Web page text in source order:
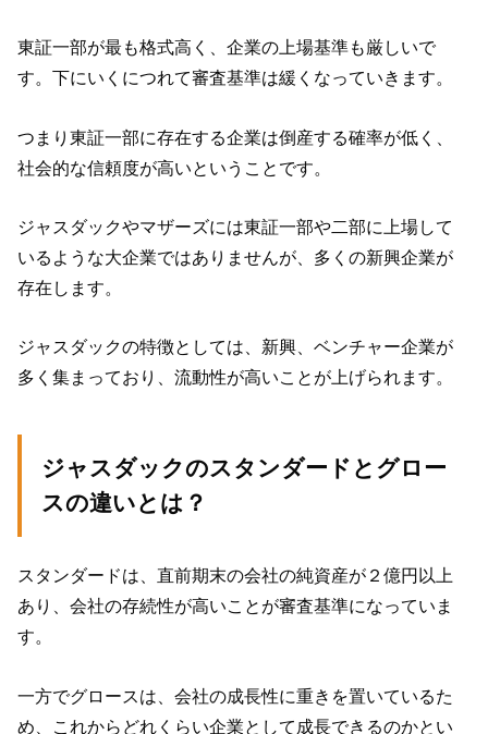
東証一部が最も格式高く、企業の上場基準も厳しいで
す。下にいくにつれて審査基準は緩くなっていきます。
つまり東証一部に存在する企業は倒産する確率が低く、
社会的な信頼度が高いということです。
ジャスダックやマザーズには東証一部や二部に上場して
いるような大企業ではありませんが、多くの新興企業が
存在します。
ジャスダックの特徴としては、新興、ベンチャー企業が
多く集まっており、流動性が高いことが上げられます。
ジャスダックのスタンダードとグロー
スの違いとは？
スタンダードは、直前期末の会社の純資産が２億円以上
あり、会社の存続性が高いことが審査基準になっていま
す。
一方でグロースは、会社の成長性に重きを置いているた
め、これからどれくらい企業として成長できるのかとい